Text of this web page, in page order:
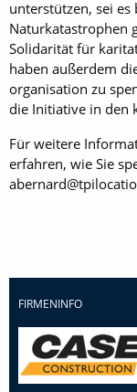
unterstützen, sei
Naturkatastrophen
Solidarität für
haben außerdem
organisation zu
die Initiative in den
Für weitere
erfahren, wie Sie
FIRMENINFO